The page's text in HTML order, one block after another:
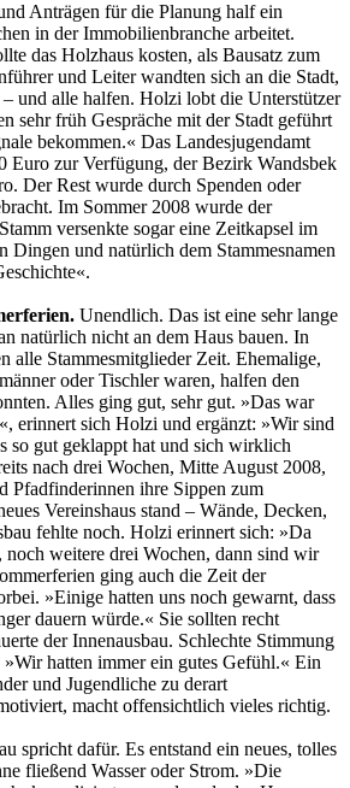
Anträgen für die Planung half ein
in der Immobilienbranche arbeitet.
das Holzhaus kosten, als Bausatz zum
und Leiter wandten sich an die Stadt,
und alle halfen. Holzi lobt die Unterstützer
sehr früh Gespräche mit der Stadt geführt
bekommen.« Das Landesjugendamt
Euro zur Verfügung, der Bezirk Wandsbek
Der Rest wurde durch Spenden oder
Im Sommer 2008 wurde der
versenkte sogar eine Zeitkapsel im
Dingen und natürlich dem Stammesnamen
Unendlich. Das ist eine sehr lange
natürlich nicht an dem Haus bauen. In
alle Stammesmitglieder Zeit. Ehemalige,
oder Tischler waren, halfen den
Alles ging gut, sehr gut. »Das war
erinnert sich Holzi und ergänzt: »Wir sind
so gut geklappt hat und sich wirklich
nach drei Wochen, Mitte August 2008,
Pfadfinderinnen ihre Sippen zum
Vereinshaus stand – Wände, Decken,
fehlte noch. Holzi erinnert sich: »Da
weitere drei Wochen, dann sind wir
ging auch die Zeit der
»Einige hatten uns noch gewarnt, dass
dauern würde.« Sie sollten recht
der Innenausbau. Schlechte Stimmung
hatten immer ein gutes Gefühl.« Ein
und Jugendliche zu derart
macht offensichtlich vieles richtig.
spricht dafür. Es entstand ein neues, tolles
fließend Wasser oder Strom. »Die